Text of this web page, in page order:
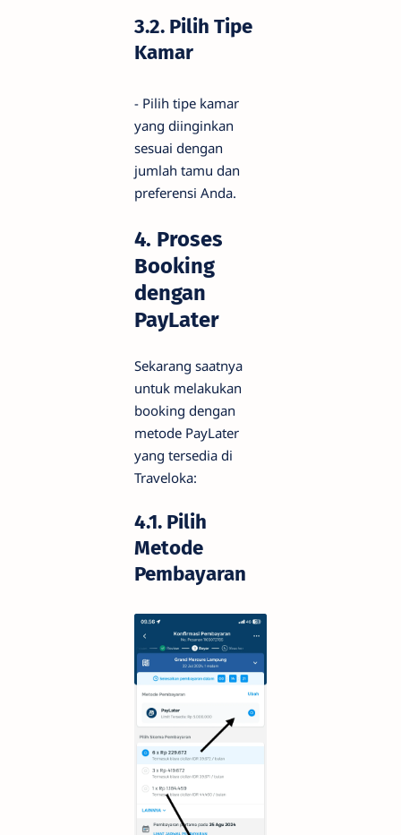
3.2. Pilih Tipe
Kamar
- Pilih tipe kamar
yang diinginkan
sesuai dengan
jumlah tamu dan
preferensi Anda.
4. Proses
Booking
dengan
PayLater
Sekarang saatnya
untuk melakukan
booking dengan
metode PayLater
yang tersedia di
Traveloka:
4.1. Pilih
Metode
Pembayaran